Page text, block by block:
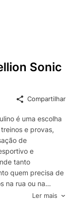
Sonic
Compartilhar
é uma escolha
e provas,
de
e
tanto
quem precisa de
na rua ou na
a entregar
transições
Ler mais